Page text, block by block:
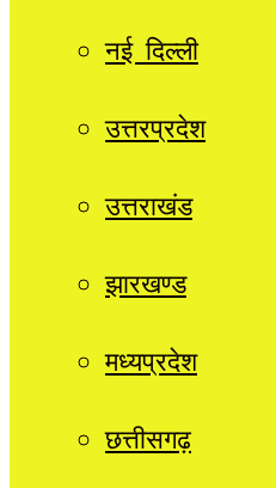
नई दिल्ली
उत्तरप्रदेश
उत्तराखंड
झारखण्ड
मध्यप्रदेश
छत्तीसगढ़